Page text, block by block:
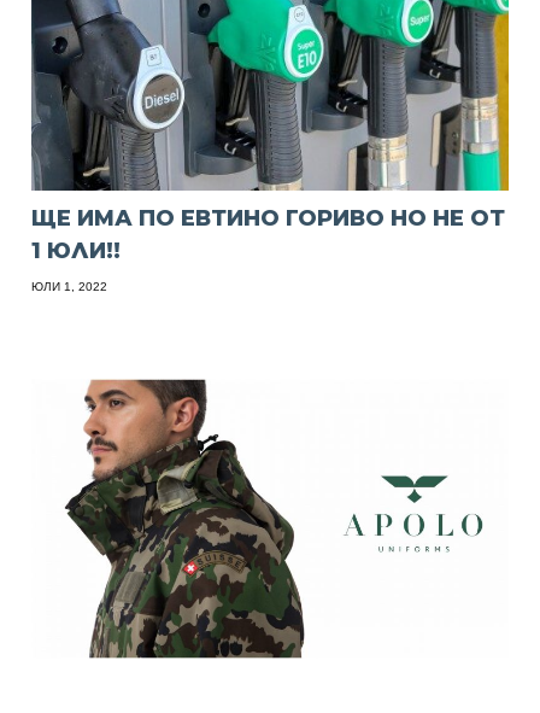
ЩЕ ИМА ПО ЕВТИНО ГОРИВО НО НЕ ОТ
1 ЮЛИ!!
ЮЛИ 1, 2022